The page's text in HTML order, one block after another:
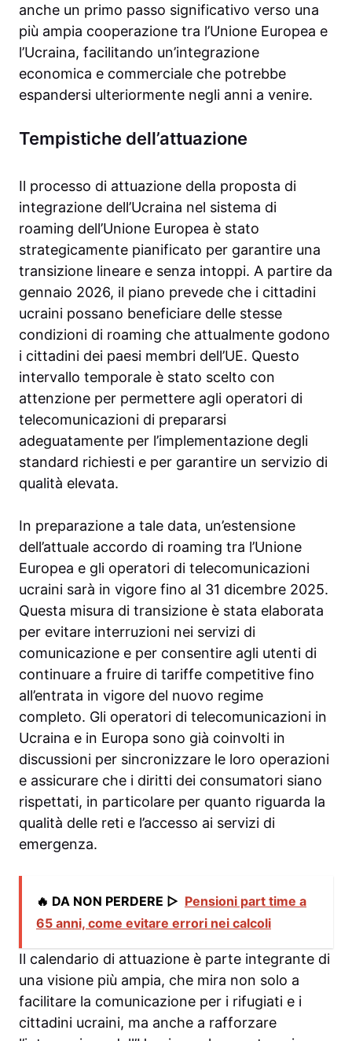
anche un primo passo significativo verso una
più ampia cooperazione tra l’Unione Europea e
l’Ucraina, facilitando un’integrazione
economica e commerciale che potrebbe
espandersi ulteriormente negli anni a venire.
Tempistiche dell’attuazione
Il processo di attuazione della proposta di
integrazione dell’Ucraina nel sistema di
roaming dell’Unione Europea è stato
strategicamente pianificato per garantire una
transizione lineare e senza intoppi. A partire da
gennaio 2026, il piano prevede che i cittadini
ucraini possano beneficiare delle stesse
condizioni di roaming che attualmente godono
i cittadini dei paesi membri dell’UE. Questo
intervallo temporale è stato scelto con
attenzione per permettere agli operatori di
telecomunicazioni di prepararsi
adeguatamente per l’implementazione degli
standard richiesti e per garantire un servizio di
qualità elevata.
In preparazione a tale data, un’estensione
dell’attuale accordo di roaming tra l’Unione
Europea e gli operatori di telecomunicazioni
ucraini sarà in vigore fino al 31 dicembre 2025.
Questa misura di transizione è stata elaborata
per evitare interruzioni nei servizi di
comunicazione e per consentire agli utenti di
continuare a fruire di tariffe competitive fino
all’entrata in vigore del nuovo regime
completo. Gli operatori di telecomunicazioni in
Ucraina e in Europa sono già coinvolti in
discussioni per sincronizzare le loro operazioni
e assicurare che i diritti dei consumatori siano
rispettati, in particolare per quanto riguarda la
qualità delle reti e l’accesso ai servizi di
emergenza.
🔥 DA NON PERDERE ▷ Pensioni part time a
65 anni, come evitare errori nei calcoli
Il calendario di attuazione è parte integrante di
una visione più ampia, che mira non solo a
facilitare la comunicazione per i rifugiati e i
cittadini ucraini, ma anche a rafforzare